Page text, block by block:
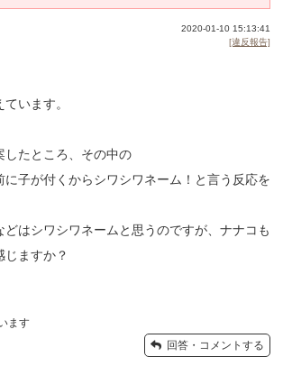
2020-01-10 15:13:41
[違反報告]
います。
したところ、その中の
に子が付くからシワシワネーム！と言う反応を
どはシワシワネームと思うのですが、ナナコも
じますか？
ます
回答・コメントする